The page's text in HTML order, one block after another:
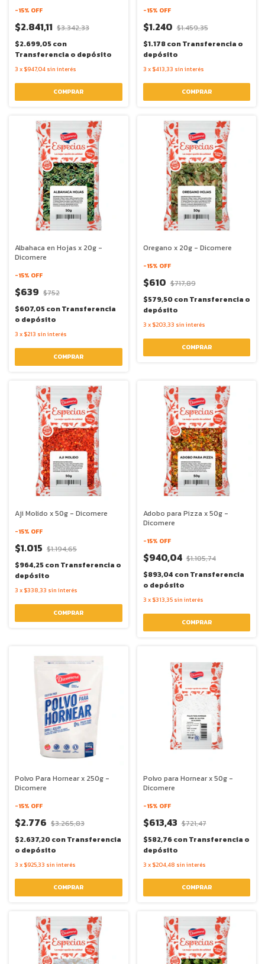
-15% OFF
$2.841,11 $3.342,33
$2.699,05con
Transferencia o depósito
3 x $947,04 sin interés
-15% OFF
$1.240 $1.459,35
$1.178conTransferencia o
depósito
3 x $413,33 sin interés
Albahaca en Hojas x 20g -
Dicomere
-15% OFF
$639 $752
$607,05conTransferencia
o depósito
3 x $213 sin interés
Oregano x 20g - Dicomere
-15% OFF
$610 $717,89
$579,50conTransferencia o
depósito
3 x $203,33 sin interés
Aji Molido x 50g - Dicomere
-15% OFF
$1.015 $1.194,65
$964,25conTransferencia o
depósito
3 x $338,33 sin interés
Adobo para Pizza x 50g -
Dicomere
-15% OFF
$940,04 $1.105,74
$893,04 conTransferencia
o depósito
3 x $313,35 sin interés
Polvo Para Hornear x 250g -
Dicomere
-15% OFF
$2.776 $3.265,83
$2.637,20conTransferencia
o depósito
3 x $925,33 sin interés
Polvo para Hornear x 50g -
Dicomere
-15% OFF
$613,43 $721,47
$582,76conTransferencia o
depósito
3 x $204,48 sin interés